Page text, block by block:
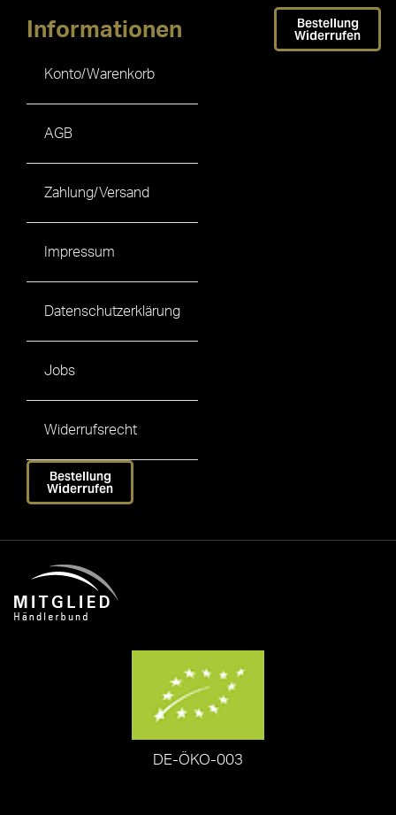
Informationen
Konto/Warenkorb
AGB
Zahlung/Versand
Impressum
Datenschutzerklärung
Jobs
Widerrufsrecht
Bestellung
Widerrufen
Bestellung
Widerrufen
DE-ÖKO-003